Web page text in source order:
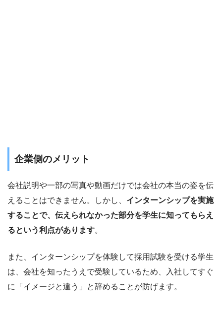
企業側のメリット
会社説明や一部の写真や動画だけでは会社の本当の姿を伝
えることはできません。しかし、 インターンシップを実施
することで、伝えられなかった部分を学生に知ってもらえ
るという利点があります。
また、インターンシップを体験して採用試験を受ける学生
は、会社を知ったうえで受験しているため、入社してすぐ
に「イメージと違う」と辞めることが防げます。